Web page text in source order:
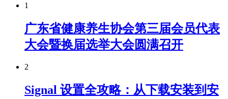
1
广东省健康养生协会第三届会员代表
大会暨换届选举大会圆满召开
2
Signal 设置全攻略：从下载安装到安